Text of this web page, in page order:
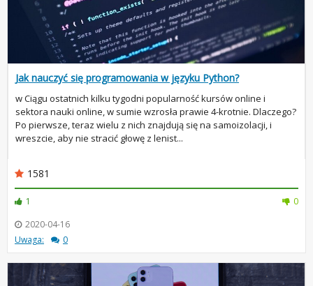
Jak nauczyć się programowania w języku Python?
w Ciągu ostatnich kilku tygodni popularność kursów online i
sektora nauki online, w sumie wzrosła prawie 4-krotnie. Dlaczego?
Po pierwsze, teraz wielu z nich znajdują się na samoizolacji, i
wreszcie, aby nie stracić głowę z lenist...
1581
1
0
2020-04-16
Uwaga:
0